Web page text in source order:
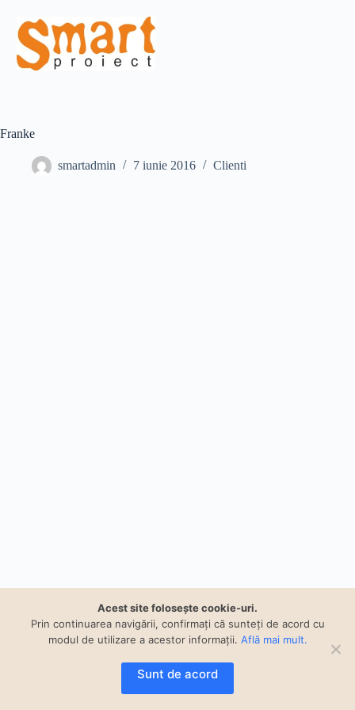
Franke
smartadmin 7 iunie 2016 Clienti
Copyright © 2023 Smart Proiect built and powered by
Acest site foloseşte cookie-uri.
Prin continuarea navigării, confirmați că sunteți de acord cu
modul de utilizare a acestor informaţii. Află mai mult.
Sunt de acord